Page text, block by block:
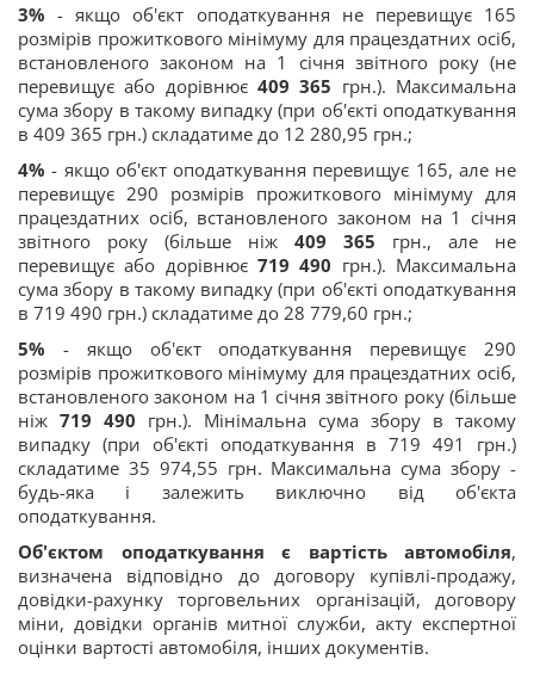
3% - якщо об'єкт оподаткування не перевищує 165
розмірів прожиткового мінімуму для працездатних осіб,
встановленого законом на 1 січня звітного року (не
перевищує або дорівнює 409 365 грн.). Максимальна
сума збору в такому випадку (при об'єкті оподаткування
в 409 365 грн.) складатиме до 12 280,95 грн.;
4% - якщо об'єкт оподаткування перевищує 165, але не
перевищує 290 розмірів прожиткового мінімуму для
працездатних осіб, встановленого законом на 1 січня
звітного року (більше ніж 409 365 грн., але не
перевищує або дорівнює 719 490 грн.). Максимальна
сума збору в такому випадку (при об'єкті оподаткування
в 719 490 грн.) складатиме до 28 779,60 грн.;
5% - якщо об'єкт оподаткування перевищує 290
розмірів прожиткового мінімуму для працездатних осіб,
встановленого законом на 1 січня звітного року (більше
ніж 719 490 грн.). Мінімальна сума збору в такому
випадку (при об'єкті оподаткування в 719 491 грн.)
складатиме 35 974,55 грн. Максимальна сума збору -
будь-яка і залежить виключно від об'єкта
оподаткування.
Об'єктом оподаткування є вартість автомобіля,
визначена відповідно до договору купівлі-продажу,
довідки-рахунку торговельних організацій, договору
міни, довідки органів митної служби, акту експертної
оцінки вартості автомобіля, інших документів.